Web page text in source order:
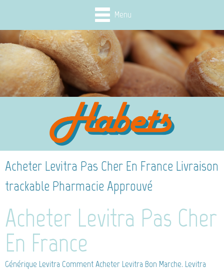
Menu
Acheter Levitra Pas Cher En France Livraison
trackable Pharmacie Approuvé
Acheter Levitra Pas Cher
En France
Générique Levitra Comment Acheter Levitra Bon Marche. Levitra